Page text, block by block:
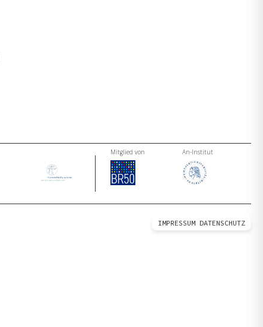
Mitglied von An-Institut
IMPRESSUM DATENSCHUTZ